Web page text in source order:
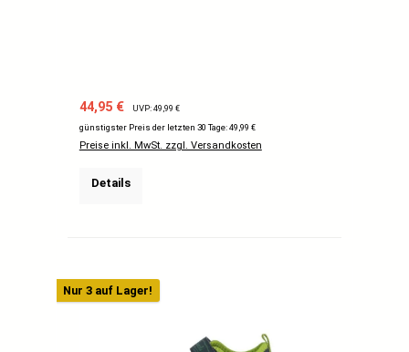
Verkaufspreis:
44,95 € Regulärer Preis:
UVP: 49,99 €
günstigster Preis der letzten 30 Tage: 49,99 €
Preise inkl. MwSt. zzgl. Versandkosten
Details
Nur 3 auf Lager!